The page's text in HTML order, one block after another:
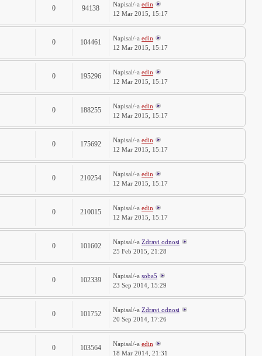
0 94138 Napisal/-a edin
12 Mar 2015, 15:17
0 104461 Napisal/-a edin
12 Mar 2015, 15:17
0 195296 Napisal/-a edin
12 Mar 2015, 15:17
0 188255 Napisal/-a edin
12 Mar 2015, 15:17
0 175692 Napisal/-a edin
12 Mar 2015, 15:17
0 210254 Napisal/-a edin
12 Mar 2015, 15:17
0 210015 Napisal/-a edin
12 Mar 2015, 15:17
0 101602 Napisal/-a Zdravi odnosi
25 Feb 2015, 21:28
0 102339 Napisal/-a soba5
23 Sep 2014, 15:29
0 101752 Napisal/-a Zdravi odnosi
20 Sep 2014, 17:26
0 103564 Napisal/-a edin
18 Mar 2014, 21:31